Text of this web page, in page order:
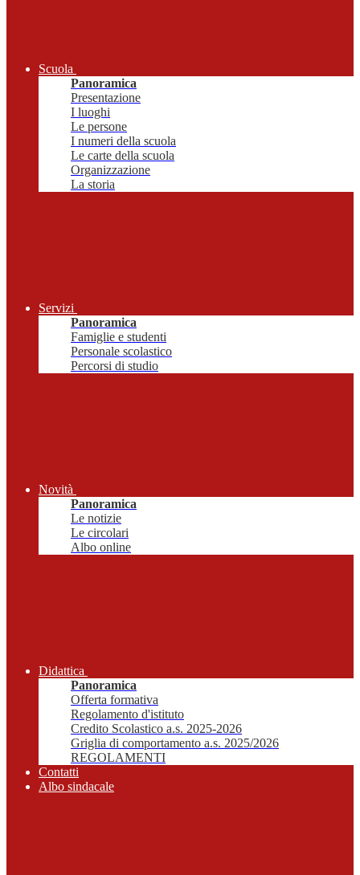
Scuola
Panoramica
Presentazione
I luoghi
Le persone
I numeri della scuola
Le carte della scuola
Organizzazione
La storia
Servizi
Panoramica
Famiglie e studenti
Personale scolastico
Percorsi di studio
Novità
Panoramica
Le notizie
Le circolari
Albo online
Didattica
Panoramica
Offerta formativa
Regolamento d'istituto
Credito Scolastico a.s. 2025-2026
Griglia di comportamento a.s. 2025/2026
REGOLAMENTI
Contatti
Albo sindacale